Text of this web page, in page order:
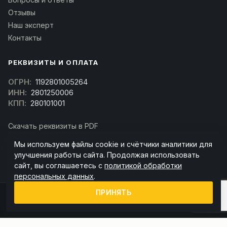
Отзывы
Наш эксперт
Контакты
РЕКВИЗИТЫ И ОПЛАТА
ОГРН: 1192801005264
ИНН: 2801250006
КПП: 280101001
Скачать реквизиты в PDF
(Скачать договор)
Мы используем файлы cookie и счётчики аналитики для
улучшения работы сайта. Продолжая использовать
сайт, вы соглашаетесь с политикой обработки
персональных данных.
ПРИНЯТЬ